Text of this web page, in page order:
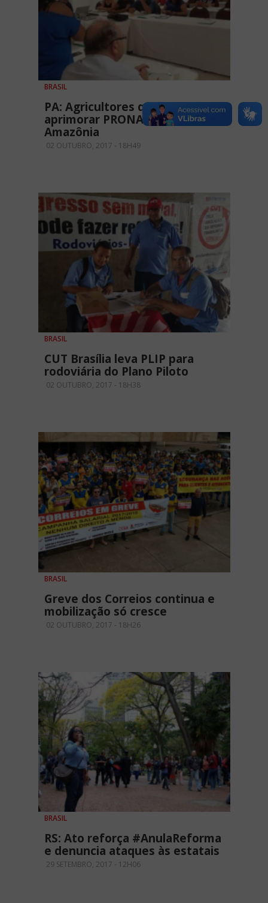
BRASIL
PA: Agricultores querem
aprimorar PRONAF na
Amazônia
02 OUTUBRO, 2017 - 18H49
BRASIL
CUT Brasília leva PLIP para
rodoviária do Plano Piloto
02 OUTUBRO, 2017 - 18H38
BRASIL
Greve dos Correios continua e
mobilização só cresce
02 OUTUBRO, 2017 - 18H26
BRASIL
RS: Ato reforça #AnulaReforma
e denuncia ataques às estatais
29 SETEMBRO, 2017 - 12H06